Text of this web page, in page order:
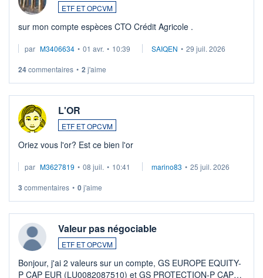
ETF ET OPCVM
sur mon compte espèces CTO Crédit Agricole .
par M3406634 • 01 avr. • 10:39 SAIQEN • 29 juil. 2026
24commentaires • 2 j'aime
L'OR
ETF ET OPCVM
Oriez vous l'or? Est ce bien l'or
par M3627819 • 08 juil. • 10:41 marino83 • 25 juil. 2026
3 commentaires • 0j'aime
Valeur pas négociable
ETF ET OPCVM
Bonjour, j'ai 2 valeurs sur un compte, GS EUROPE EQUITY-
P CAP EUR (LU0082087510) et GS PROTECTION-P CAP